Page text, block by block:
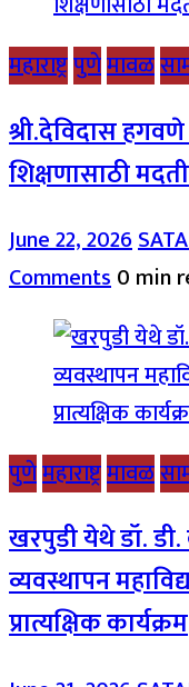
महाराष्ट्रपुणेमावळ
श्री.देविदास हगवणे
शिक्षणासाठी
June 22, 2026
Comments0 min
पुणेमहाराष्ट्रमावळ
खरपुडी येथे डॉ.
व्यवस्थापन
प्रात्यक्षिक कार्यक्रम